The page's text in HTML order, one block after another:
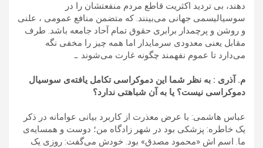
دهند، بی تردید اکثریت قاطع مردم منفعتشان را در
سوسیالیسمی جهانی می‌بینند. که متضمن منافع عمومی ، علنی
و روشن و پرچمدار برابری حقوق تمام آحاد جامعه باشد. طرف
مقابل یعنی معدودی سرمایدار اما همه چیز را مخفی نگه
می‌دارد تا عموم نفهمند چگونه غارت می‌شوند .ـ
م. آذری : به نظر شما این دموکراسی تکامل یافته‌ی سوسیال
دموکراسی نیست؟ یا به آن شباهتی ندارد؟
عباس هاشمی: با عرض معذرت از کاربرد بیانی عوامانه در ذکر
یک خاطره: پزشکی بود در شهر زادگاه من؛ دوست و همسایه‌ی
ما. اسم اش «محمود مصدق» بود. خودش می‌گفت: روزی یک